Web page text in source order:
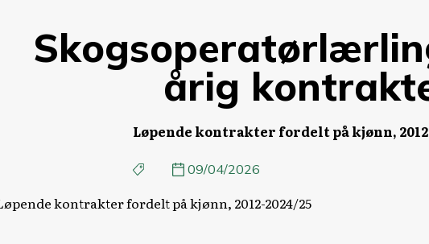
årig
Løpende kontrakter fordelt på kjønn,
09/04/2026
kontrakter fordelt på kjønn, 2012-2024/25